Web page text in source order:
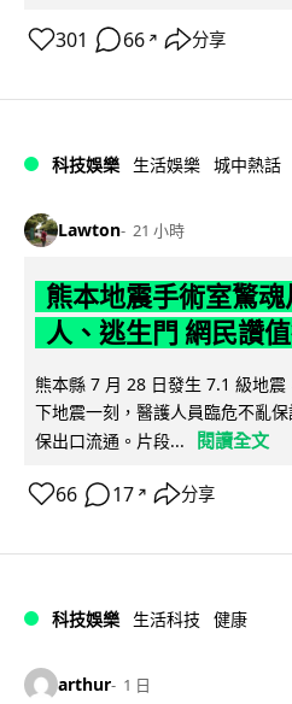
301 66 ↗ 分享
科技娛樂 生活娛樂 城中熱話
Lawton 21 小時
熊本地震手術室驚
人、逃生門 網民讚
熊本縣 7 月 28 日發生 7.1 級地
下地震一刻，醫護人員臨危不亂
保出口流通。片段...
閱讀全文
66 17 ↗ 分享
科技娛樂 生活科技 健康
arthur 1 日